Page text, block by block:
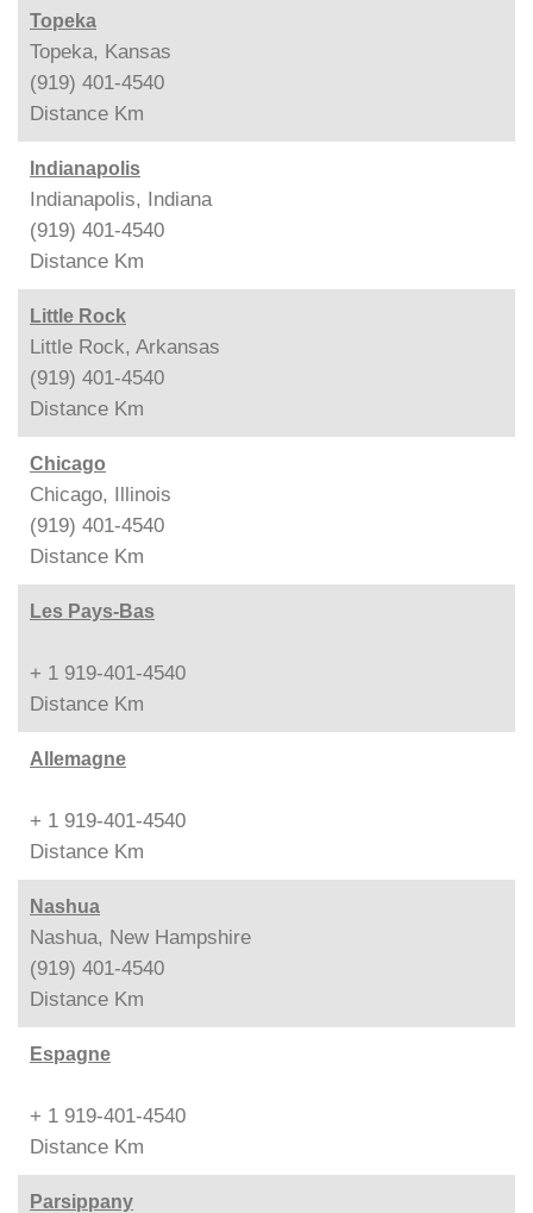
Topeka
Topeka, Kansas
(919) 401-4540
Distance Km
Indianapolis
Indianapolis, Indiana
(919) 401-4540
Distance Km
Little Rock
Little Rock, Arkansas
(919) 401-4540
Distance Km
Chicago
Chicago, Illinois
(919) 401-4540
Distance Km
Les Pays-Bas
+ 1 919-401-4540
Distance Km
Allemagne
+ 1 919-401-4540
Distance Km
Nashua
Nashua, New Hampshire
(919) 401-4540
Distance Km
Espagne
+ 1 919-401-4540
Distance Km
Parsippany